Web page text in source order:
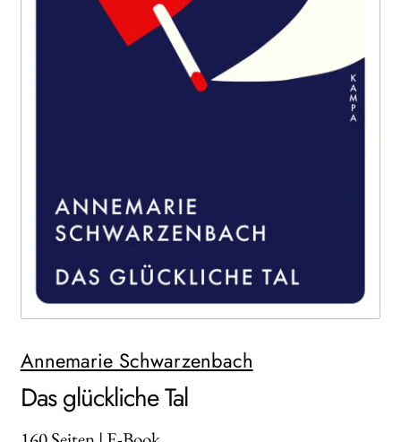
WEITERE VERLAGE
Annemarie Schwarzenbach
Das glückliche Tal